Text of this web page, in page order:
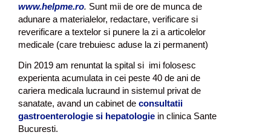
www.helpme.ro. Sunt mii de ore de munca de
adunare a materialelor, redactare, verificare si
reverificare a textelor si punere la zi a articolelor
medicale (care trebuiesc aduse la zi permanent)
Din 2019 am renuntat la spital si imi folosesc
experienta acumulata in cei peste 40 de ani de
cariera medicala lucraund in sistemul privat de
sanatate, avand un cabinet de consultatii
gastroenterologie si hepatologie in clinica Sante
Bucuresti.